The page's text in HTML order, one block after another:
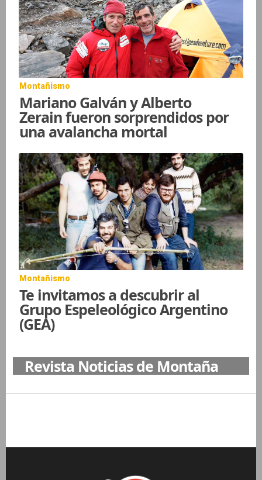
Montañismo
Mariano Galván y Alberto
Zerain fueron sorprendidos por
una avalancha mortal
Montañismo
Te invitamos a descubrir al
Grupo Espeleológico Argentino
(GEA)
Revista Noticias de Montaña